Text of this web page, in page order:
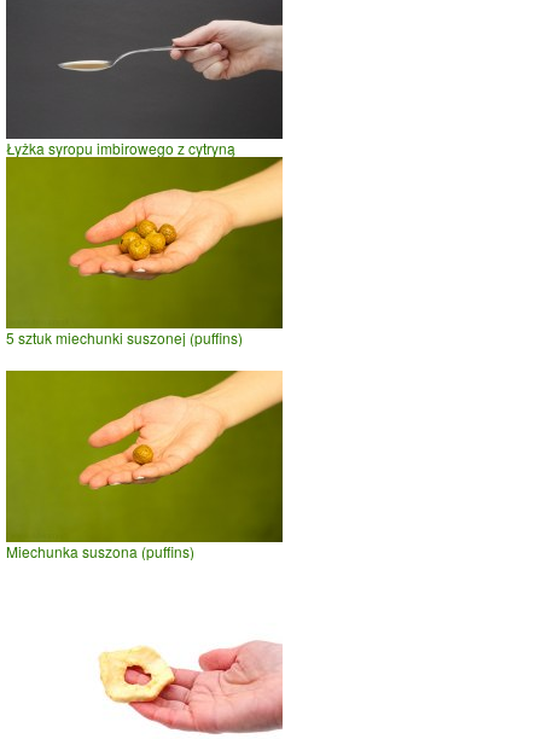
Łyżka syropu imbirowego z cytryną
5 sztuk miechunki suszonej (puffins)
Miechunka suszona (puffins)